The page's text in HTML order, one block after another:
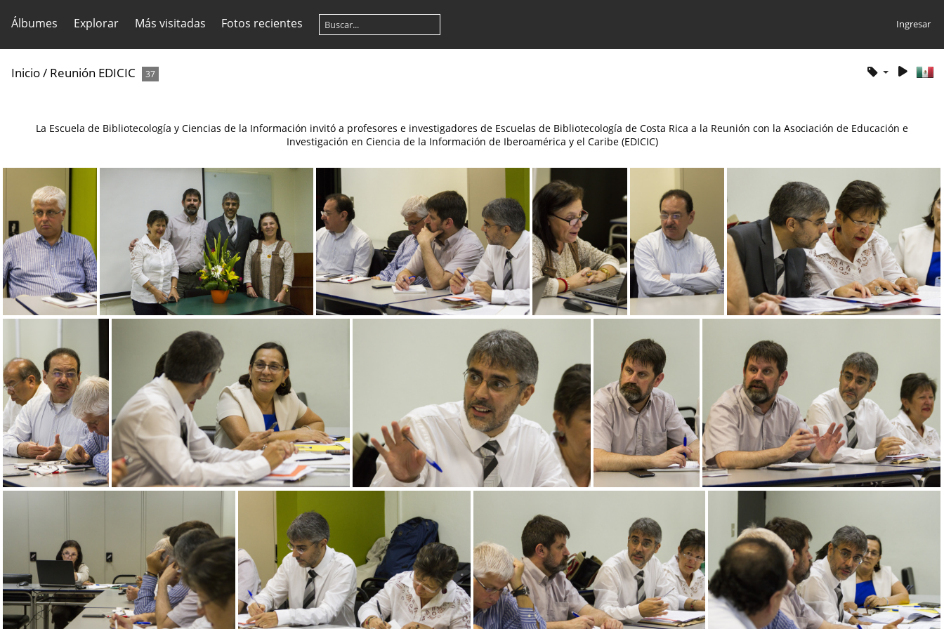
Álbumes Explorar Más visitadas Fotos recientes Ingresar
Inicio/ Reunión EDICIC 37
La Escuela de Bibliotecología y Ciencias de la Información invitó a profesores e investigadores de Escuelas de Bibliotecología de Costa Rica a la Reunión con la Asociación de Educación e
Investigación en Ciencia de la Información de Iberoamérica y el Caribe (EDICIC)
Reunión EDICIC Reunión EDICIC Reunión EDICIC Reunión EDICIC Reunión EDICIC Reunión EDICIC
Reunión EDICIC Reunión EDICIC Reunión EDICIC Reunión EDICIC Reunión EDICIC